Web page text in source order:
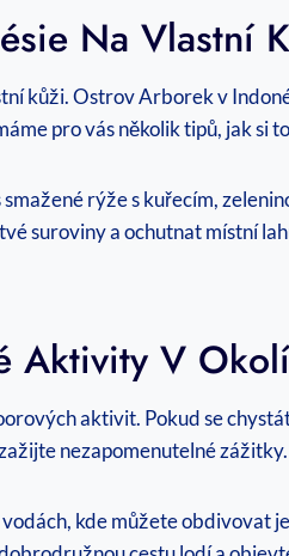
Na Vlastní
kůži. Ostrov Arborek v
pro vás několik tipů, jak si
rýže s kuřecím,
suroviny a ochutnat místní
Aktivity V Okolí
aktivit. Pokud se
nezapomenutelné zážitky.
kde můžete obdivovat